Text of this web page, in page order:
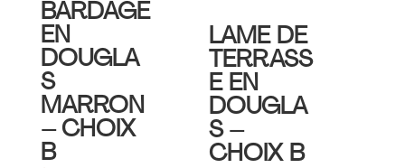
BARDAGE
EN
DOUGLA
S
MARRON
– CHOIX
B
LAME DE
TERRASS
E EN
DOUGLA
S –
CHOIX B